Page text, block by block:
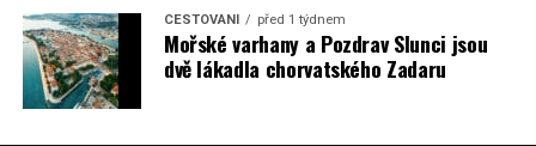
CESTOVÁNÍ před 1 týdnem
Mořské varhany a Pozdrav Slunci jsou
dvě lákadla chorvatského Zadaru